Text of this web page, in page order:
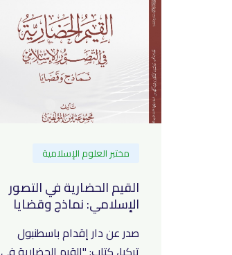
مختبر العلوم الإسلامية
القيم الحضارية في التصور
الإسلامي: نماذج وقضايا
صدر عن دار إقدام باسطنبول